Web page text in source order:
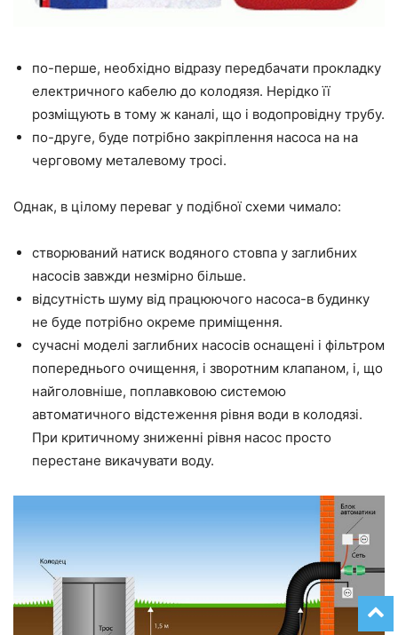
по-перше, необхідно відразу передбачати прокладку
електричного кабелю до колодязя. Нерідко її
розміщують в тому ж каналі, що і водопровідну трубу.
по-друге, буде потрібно закріплення насоса на на
черговому металевому тросі.
Однак, в цілому переваг у подібної схеми чимало:
створюваний натиск водяного стовпа у заглибних
насосів завжди незмірно більше.
відсутність шуму від працюючого насоса-в будинку
не буде потрібно окреме приміщення.
сучасні моделі заглибних насосів оснащені і фільтром
попереднього очищення, і зворотним клапаном, і, що
найголовніше, поплавковою системою
автоматичного відстеження рівня води в колодязі.
При критичному зниженні рівня насос просто
перестане викачувати воду.